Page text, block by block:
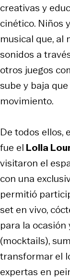
creativas y
cinético. Niños
musical que, al
sonidos a
otros juegos
sube y baja
movimiento.
De todos ellos,
fue el Lolla
visitaron el
con una
permitió
set en vivo,
para la
(mocktails),
transformar el
expertas en